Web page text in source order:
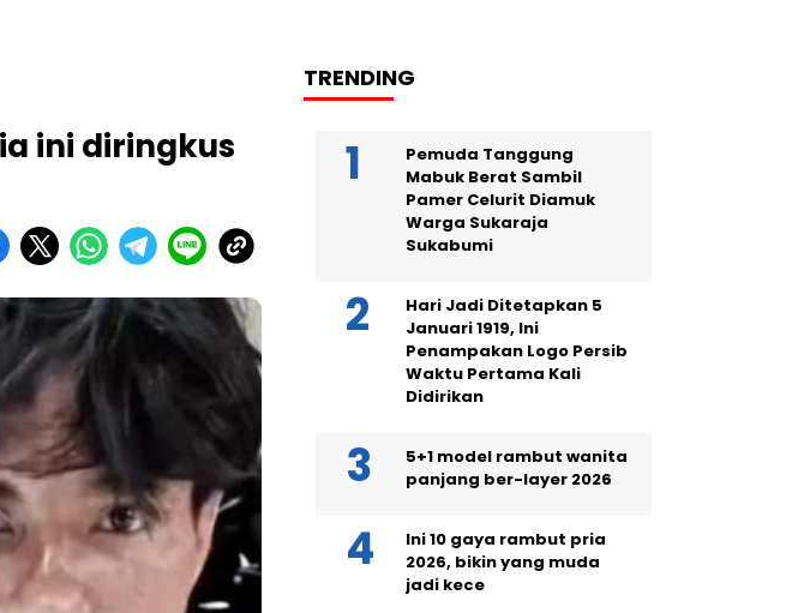
ini diringkus
TRENDING
Pemuda Tanggung
Mabuk Berat Sambil
Pamer Celurit Diamuk
Warga Sukaraja
Sukabumi
Hari Jadi Ditetapkan 5
Januari 1919, Ini
Penampakan Logo Persib
Waktu Pertama Kali
Didirikan
5+1 model rambut wanita
panjang ber-layer 2026
Ini 10 gaya rambut pria
2026, bikin yang muda
jadi kece